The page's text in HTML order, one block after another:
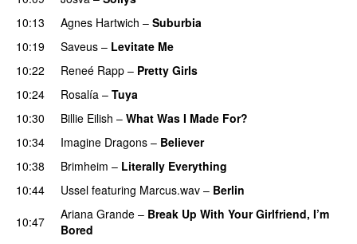
10:13
Agnes Hartwich – Suburbia
10:19
Saveus – Levitate Me
10:22 Reneé Rapp – Pretty Girls
10:24
Rosalía – Tuya
10:30
Billie Eilish – What Was I Made For?
10:34 Imagine Dragons – Believer
10:38
Brimheim – Literally Everything
10:44 Ussel featuring Marcus.wav – Berlin
10:47
Ariana Grande – Break Up With Your Girlfriend, I’m
Bored